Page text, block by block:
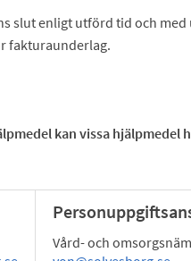
slut enligt utförd tid och
fakturaunderlag.
kan vissa hjälpmedel
Vård- och